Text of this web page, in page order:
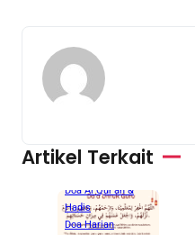
Artikel Terkait
Doa Al Qur'an &
Hadis
Doa Harian